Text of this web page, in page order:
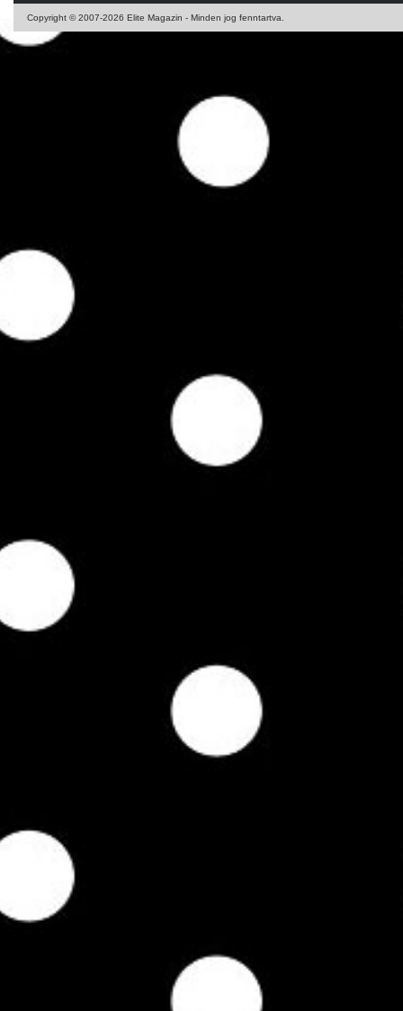
Copyright © 2007-2026 Elite Magazin - Minden jog fenntartva.